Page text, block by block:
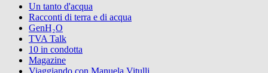
Un tanto d'acqua
Racconti di terra e di acqua
GenH₂O
TVA Talk
10 in condotta
Magazine
Viaggiando con Manuela Vitulli